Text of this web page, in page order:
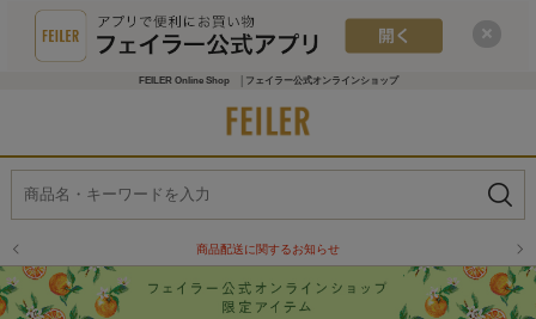
FEILER Online Shop │フェイラー公式オンラインショップ
物流倉庫の休業に伴う配送のお知らせ